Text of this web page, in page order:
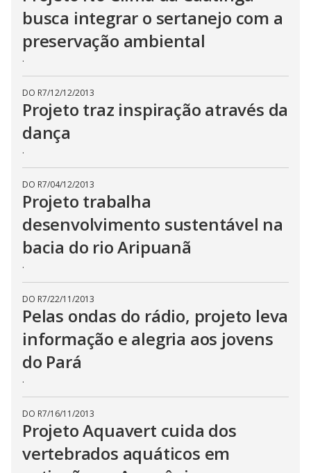
busca integrar o sertanejo com a
preservação ambiental
.
DO R7/12/12/2013
Projeto traz inspiração através da
dança
.
DO R7/04/12/2013
Projeto trabalha
desenvolvimento sustentável na
bacia do rio Aripuanã
.
DO R7/22/11/2013
Pelas ondas do rádio, projeto leva
informação e alegria aos jovens
do Pará
.
DO R7/16/11/2013
Projeto Aquavert cuida dos
vertebrados aquáticos em